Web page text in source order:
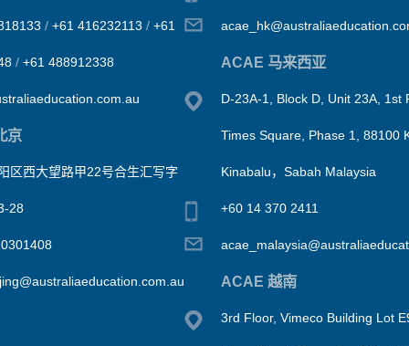
/ +61 416232113 / +61
/ +61 488912338
京
区西大望路甲22号合生汇写字
28
ACAE 马来西亚
D-23A-1, Block D, Unit 23A, 1st
Times Square, Phase 1, 88100
Kinabalu，Sabah Malaysia
+60 14 370 2411
ACAE 越南
3rd Floor, Vimeco Building Lot